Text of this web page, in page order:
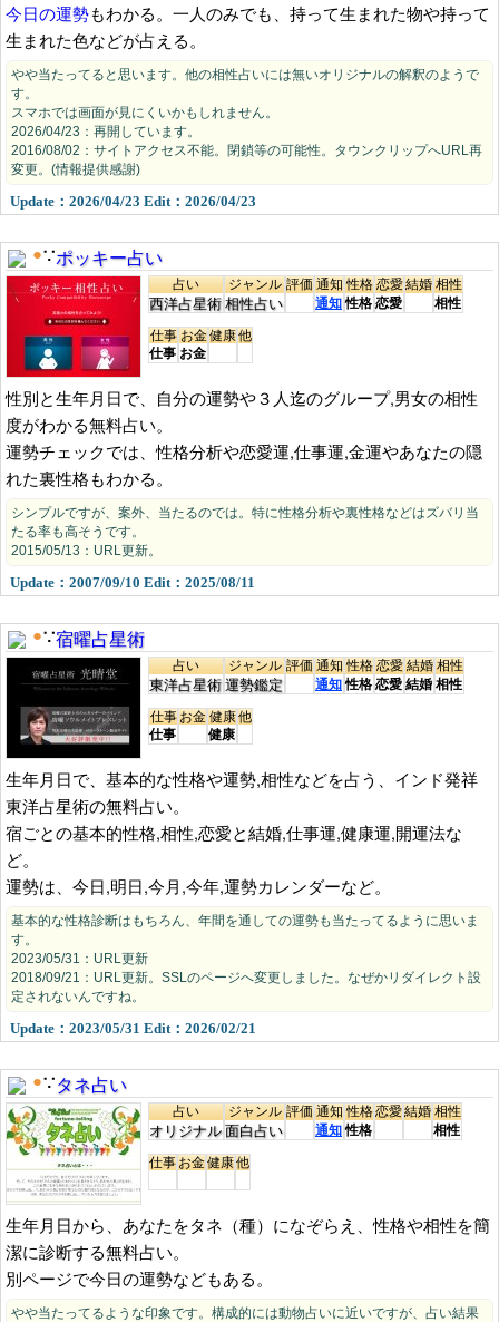
今日の運勢もわかる。一人のみでも、持って生まれた物や持って
生まれた色などが占える。
やや当たってると思います。他の相性占いには無いオリジナルの解釈のようで
す。
スマホでは画面が見にくいかもしれません。
2026/04/23：再開しています。
2016/08/02：サイトアクセス不能。閉鎖等の可能性。タウンクリップへURL再
変更。(情報提供感謝)
Update：2026/04/23 Edit：2026/04/23
●∵ポッキー占い
占い
西洋占星術
ジャンル
相性占い
評価通知
通知
性格
性格
恋愛
恋愛
結婚相性
相性
仕事
仕事
お金
お金
健康他
性別と生年月日で、自分の運勢や３人迄のグループ,男女の相性
度がわかる無料占い。
運勢チェックでは、性格分析や恋愛運,仕事運,金運やあなたの隠
れた裏性格もわかる。
シンプルですが、案外、当たるのでは。特に性格分析や裏性格などはズバリ当
たる率も高そうです。
2015/05/13：URL更新。
Update：2007/09/10 Edit：2025/08/11
●∵宿曜占星術
占い
東洋占星術
ジャンル
運勢鑑定
評価通知
通知
性格
性格
恋愛
恋愛
結婚
結婚
相性
相性
仕事
仕事
お金健康
健康
他
生年月日で、基本的な性格や運勢,相性などを占う、インド発祥
東洋占星術の無料占い。
宿ごとの基本的性格,相性,恋愛と結婚,仕事運,健康運,開運法な
ど。
運勢は、今日,明日,今月,今年,運勢カレンダーなど。
基本的な性格診断はもちろん、年間を通しての運勢も当たってるように思いま
す。
2023/05/31：URL更新
2018/09/21：URL更新。SSLのページへ変更しました。なぜかリダイレクト設
定されないんですね。
Update：2023/05/31 Edit：2026/02/21
●∵タネ占い
占い
オリジナル
ジャンル
面白占い
評価通知
通知
性格
性格
恋愛結婚相性
相性
仕事お金健康他
生年月日から、あなたをタネ（種）になぞらえ、性格や相性を簡
潔に診断する無料占い。
別ページで今日の運勢などもある。
やや当たってるような印象です。構成的には動物占いに近いですが、占い結果